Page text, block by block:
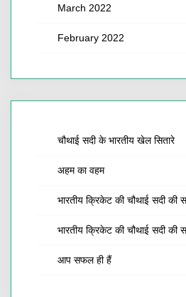
March 2022
February 2022
चौथाई सदी के भारतीय खेल सितारे
अहम का वहम
भारतीय क्रिकेट की चौथाई सदी
भारतीय क्रिकेट की चौथाई सदी की
आप सफल ही हैं